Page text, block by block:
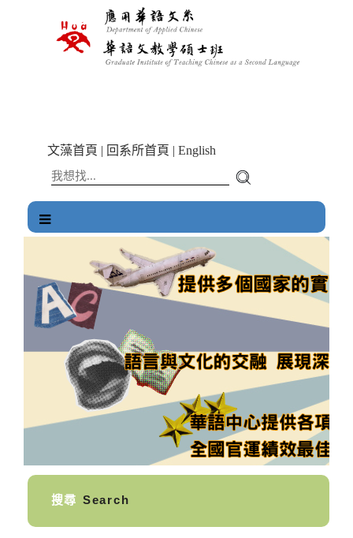
文藻首頁 | 回系所首頁 | English
搜尋 Search